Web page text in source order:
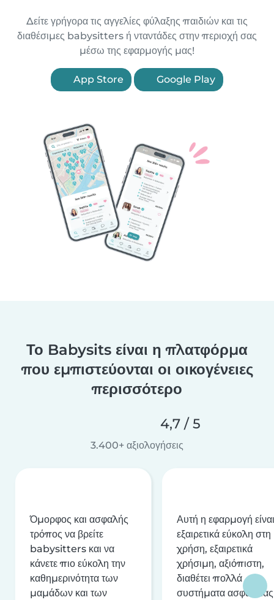
Δείτε γρήγορα τις αγγελίες φύλαξης παιδιών και τις
διαθέσιμες babysitters ή νταντάδες στην περιοχή σας
μέσω της εφαρμογής μας!
App Store Google Play
Το Babysits είναι η πλατφόρμα
που εμπιστεύονται οι οικογένειες
περισσότερο
4,7 / 5
3.400+ αξιολογήσεις
Όμορφος και ασφαλής
τρόπος να βρείτε
babysitters και να
κάνετε πιο εύκολη την
καθημερινότητα των
μαμάδων και των
Αυτή η εφαρμογή είναι
εξαιρετικά εύκολη στη
χρήση, εξαιρετικά
χρήσιμη, αξιόπιστη,
διαθέτει πολλά
συστήματα ασφαλείας